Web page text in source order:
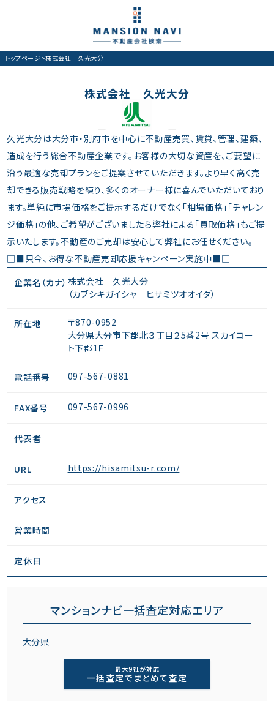
トップページ>株式会社 久光大分
株式会社 久光大分
久光大分は大分市・別府市を中心に不動産売買、賃貸、管理、建築、
造成を行う総合不動産企業です。お客様の大切な資産を、ご要望に
沿う最適な売却プランをご提案させていただきます。より早く高く売
却できる販売戦略を練り、多くのオーナー様に喜んでいただいており
ます。単純に市場価格をご提示するだけでなく「相場価格」「チャレン
ジ価格」の他、ご希望がございましたら弊社による「買取価格」もご提
示いたします。不動産のご売却は安心して弊社にお任せください。
□■只今、お得な不動産売却応援キャンペーン実施中■□
企業名（カナ） 株式会社 久光大分
（カブシキガイシャ ヒサミツオオイタ）
所在地
〒870-0952
大分県大分市下郡北３丁目２5番2号 スカイコー
ト下郡1Ｆ
電話番号 097-567-0881
FAX番号 097-567-0996
代表者
URL https://hisamitsu-r.com/
アクセス
営業時間
定休日
マンションナビ一括査定対応エリア
大分県
最大9社が対応
一括査定でまとめて査定